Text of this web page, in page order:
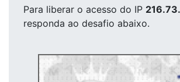
Para liberar o acesso do IP
responda ao desafio abaixo.